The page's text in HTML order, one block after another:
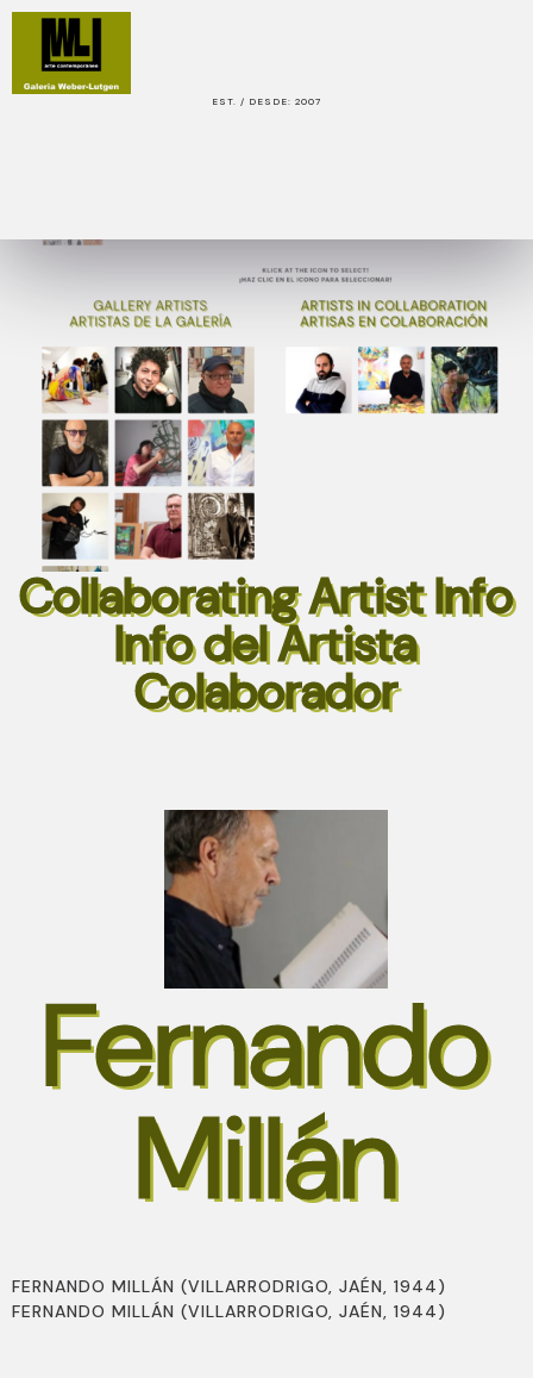
EST. / DESDE: 2007
Collaborating Artist Info
Info del Artista
Colaborador
Fernando
Millán
FERNANDO MILLÁN (VILLARRODRIGO, JAÉN, 1944)
FERNANDO MILLÁN (VILLARRODRIGO, JAÉN, 1944)